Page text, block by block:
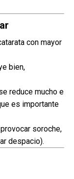
con mayor
bien,
reduce mucho e
es importante
soroche,
despacio).